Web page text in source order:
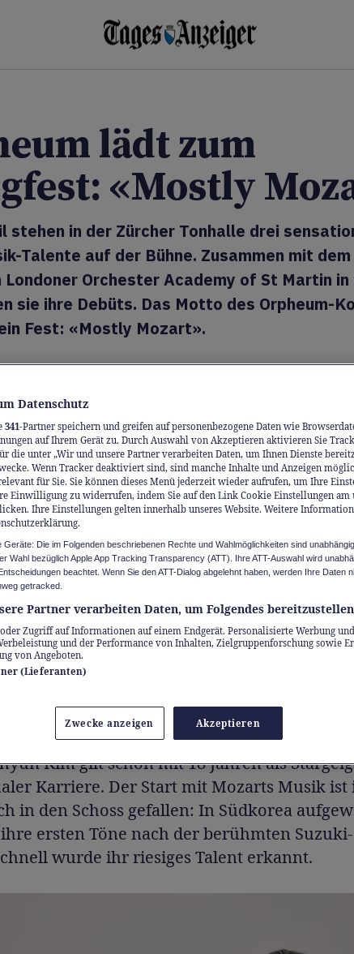
lädt zum
«Mostly
stehen in der Zürcher Tonhalle drei
Talente auf der Bühne. Zusammen mit dem
Londoner Orchester Academy of St Martin in
sie ihre Debüts. Das Motto des Orpheum-
Fest: «Mostly Mozart».
Kim gilt schon mit 18 Jahren als
Karriere. Der Start mit Mozarts Musik ist
in den Schoss gefallen: In Südkorea
ersten Töne nach der berühmten Suzuki-
wurde ihr riesiges Talent erkannt.
Datenschutz
341-Partner speichern und greifen auf personenbezogene Daten wie
auf Ihrem Gerät zu. Durch Auswahl von Akzeptieren aktivieren Sie
die unter „Wir und unsere Partner verarbeiten Daten, um Ihnen Dienste
Wenn Tracker deaktiviert sind, sind manche Inhalte und Anzeigen
für Sie. Sie können dieses Menü jederzeit wieder aufrufen, um Ihre
Einwilligung zu widerrufen, indem Sie auf den Link Cookie Einstellungen am
Ihre Einstellungen gelten innerhalb unseres Website. Weitere
Geräte: Die im Folgenden beschriebenen Rechte und Wahlmöglichkeiten sind
Wahl bezüglich Apple App Tracking Transparency (ATT). Ihre ATT-Auswahl wird
beachtet. Wenn Sie den ATT-Dialog abgelehnt haben, werden Ihre Daten
getracked.
Partner verarbeiten Daten, um Folgendes
Zugriff auf Informationen auf einem Endgerät. Personalisierte Werbung
und der Performance von Inhalten, Zielgruppenforschung sowie
von Angeboten.
(Lieferanten)
Zwecke anzeigen Akzeptieren